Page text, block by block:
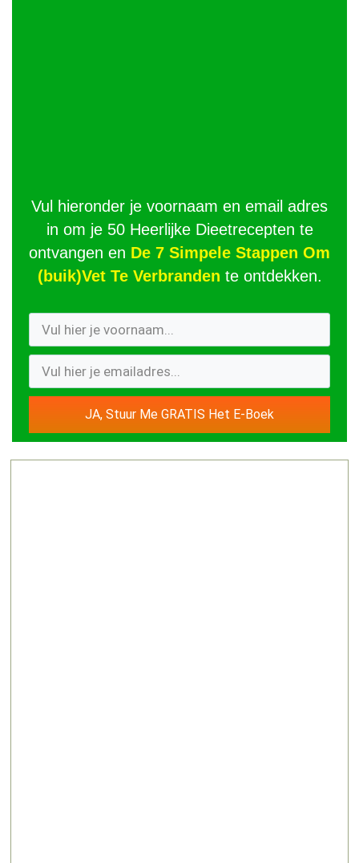
Vul hieronder je voornaam en email adres
in om je 50 Heerlijke Dieetrecepten te
ontvangen en De 7 Simpele Stappen Om
(buik)Vet Te Verbranden te ontdekken.
JA, Stuur Me GRATIS Het E-Boek